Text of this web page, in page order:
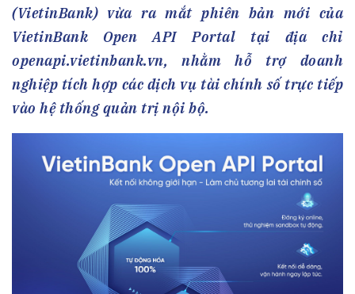
(VietinBank) vừa ra mắt phiên bản mới của
VietinBank Open API Portal tại địa chỉ
openapi.vietinbank.vn, nhằm hỗ trợ doanh
nghiệp tích hợp các dịch vụ tài chính số trực tiếp
vào hệ thống quản trị nội bộ.